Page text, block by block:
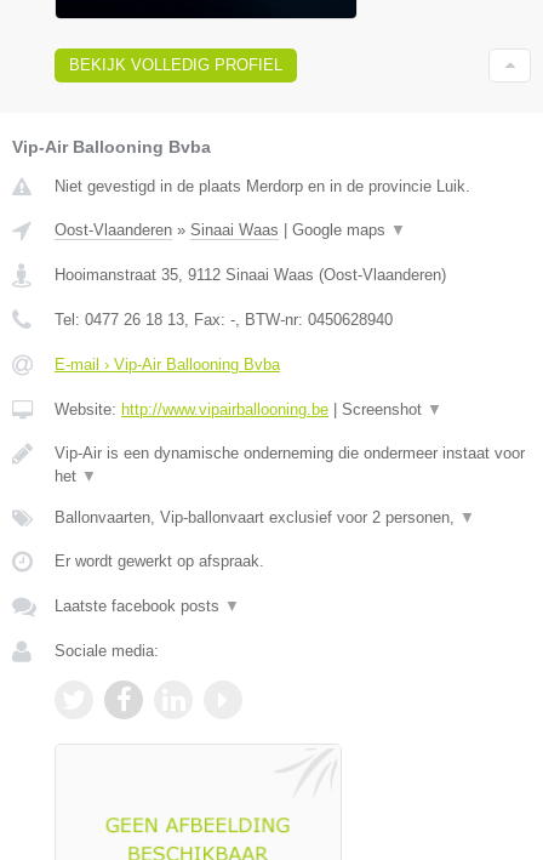
BEKIJK VOLLEDIG PROFIEL
Vip-Air Ballooning Bvba
Niet gevestigd in de plaats Merdorp en in de provincie Luik.
Oost-Vlaanderen » Sinaai Waas | Google maps ▼
Hooimanstraat 35 9112 Sinaai Waas (Oost-Vlaanderen)
Tel: 0477 26 18 13 , Fax: - , BTW-nr: 0450628940
E-mail › Vip-Air Ballooning Bvba
Website: http://www.vipairballooning.be | Screenshot ▼
Vip-Air is een dynamische onderneming die ondermeer instaat voor
het ▼
Ballonvaarten, Vip-ballonvaart exclusief voor 2 personen, ▼
Er wordt gewerkt op afspraak.
Laatste facebook posts ▼
Sociale media: